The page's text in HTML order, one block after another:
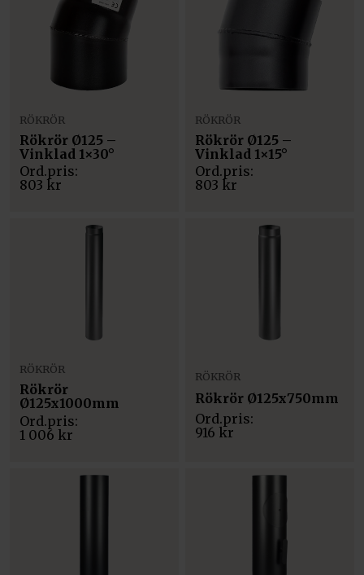
RÖKRÖR
Rökrör Ø125 –
Vinklad 1×30°
803 kr
RÖKRÖR
Rökrör Ø125 –
Vinklad 1×15°
803 kr
RÖKRÖR
Rökrör
Ø125x1000mm
1 006 kr
RÖKRÖR
Rökrör Ø125x750mm
916 kr